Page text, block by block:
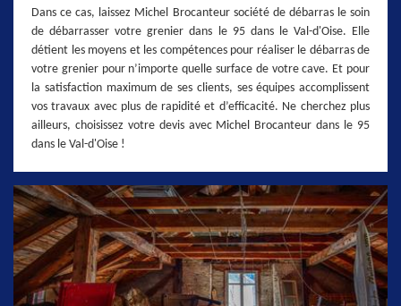
Dans ce cas, laissez Michel Brocanteur société de débarras le soin
de débarrasser votre grenier dans le 95 dans le Val-d'Oise. Elle
détient les moyens et les compétences pour réaliser le débarras de
votre grenier pour n’importe quelle surface de votre cave. Et pour
la satisfaction maximum de ses clients, ses équipes accomplissent
vos travaux avec plus de rapidité et d’efficacité. Ne cherchez plus
ailleurs, choisissez votre devis avec Michel Brocanteur dans le 95
dans le Val-d'Oise !